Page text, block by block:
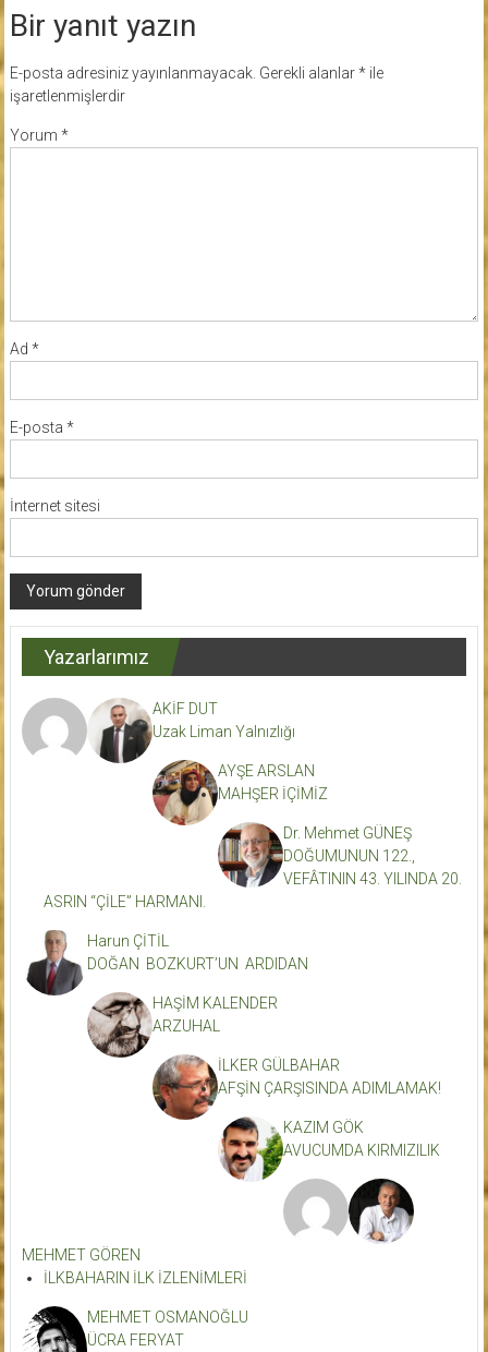
Bir yanıt yazın
E-posta adresiniz yayınlanmayacak. Gerekli alanlar*ile
işaretlenmişlerdir
Yorum *
Ad *
E-posta *
İnternet sitesi
Yazarlarımız
AKİF DUT
Uzak Liman Yalnızlığı
AYŞE ARSLAN
MAHŞER İÇİMİZ
Dr. Mehmet GÜNEŞ
DOĞUMUNUN 122.,
VEFÂTININ 43. YILINDA 20.
ASRIN “ÇİLE” HARMANI.
Harun ÇİTİL
DOĞAN BOZKURT’UN ARDIDAN
HAŞİM KALENDER
ARZUHAL
İLKER GÜLBAHAR
AFŞİN ÇARŞISINDA ADIMLAMAK!
KAZIM GÖK
AVUCUMDA KIRMIZILIK
MEHMET GÖREN
İLKBAHARIN İLK İZLENİMLERİ
MEHMET OSMANOĞLU
ÜCRA FERYAT